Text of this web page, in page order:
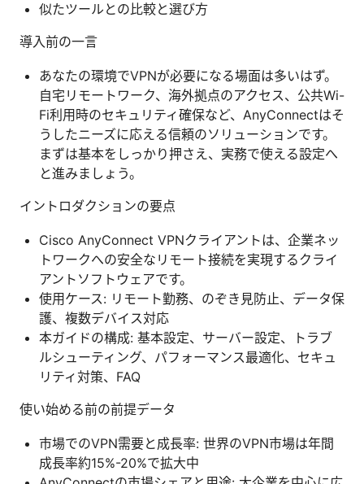
似たツールとの比較と選び方
導入前の一言
あなたの環境でVPNが必要になる場面は多いはず。
自宅リモートワーク、海外拠点のアクセス、公共Wi-
Fi利用時のセキュリティ確保など、AnyConnectはそ
うしたニーズに応える信頼のソリューションです。
まずは基本をしっかり押さえ、実務で使える設定へ
と進みましょう。
イントロダクションの要点
Cisco AnyConnect VPNクライアントは、企業ネッ
トワークへの安全なリモート接続を実現するクライ
アントソフトウェアです。
使用ケース: リモート勤務、のぞき見防止、データ保
護、複数デバイス対応
本ガイドの構成: 基本設定、サーバー設定、トラブ
ルシューティング、パフォーマンス最適化、セキュ
リティ対策、FAQ
使い始める前の前提データ
市場でのVPN需要と成長率: 世界のVPN市場は年間
成長率約15%-20%で拡大中